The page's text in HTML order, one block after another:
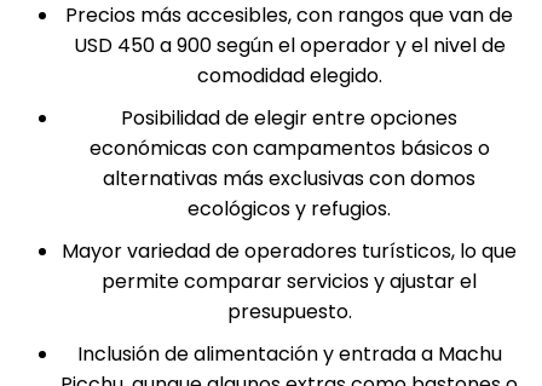
Precios más accesibles, con rangos que van de
USD 450 a 900 según el operador y el nivel de
comodidad elegido.
Posibilidad de elegir entre opciones
económicas con campamentos básicos o
alternativas más exclusivas con domos
ecológicos y refugios.
Mayor variedad de operadores turísticos, lo que
permite comparar servicios y ajustar el
presupuesto.
Inclusión de alimentación y entrada a Machu